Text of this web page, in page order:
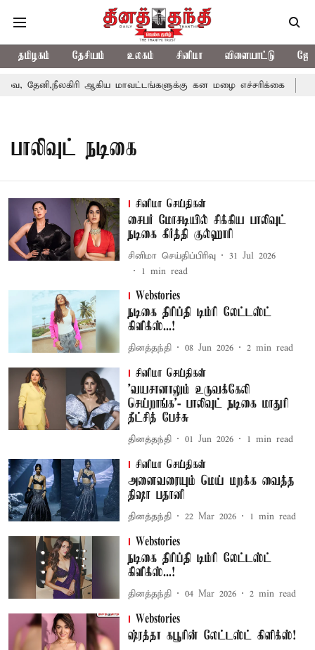
தமிழகம் தேசியம் உலகம் சினிமா விளையாட்டு
தேனி,நீலகிரி ஆகிய மாவட்டங்களுக்கு கன மழை எச்சரிக்கை
பாலிவுட் நடிகை
சினிமா செய்திகள்
சைபர் மோசடியில் சிக்கிய பாலிவுட்
நடிகை கீர்த்தி குல்ஹாரி
சினிமா செய்திப்பிரிவு
31 Jul 2026
1 min read
Webstories
நடிகை திரிப்தி டிம்ரி லேட்டஸ்ட்
கிளிக்ஸ்...!
தினத்தந்தி 08 Jun 2026 2 min read
சினிமா செய்திகள்
'வயசானாலும் உருவக்கேலி
செய்றாங்க'- பாலிவுட் நடிகை மாதுரி
தீட்சித் பேச்சு
தினத்தந்தி 01 Jun 2026 1 min read
சினிமா செய்திகள்
அனைவரையும் மெய் மறக்க வைத்த
திஷா பதானி
தினத்தந்தி 22 Mar 2026 1 min read
Webstories
நடிகை திரிப்தி டிம்ரி லேட்டஸ்ட்
கிளிக்ஸ்...!
தினத்தந்தி 04 Mar 2026 2 min read
Webstories
ஷ்ரத்தா கபூரின் லேட்டஸ்ட் கிளிக்ஸ்!